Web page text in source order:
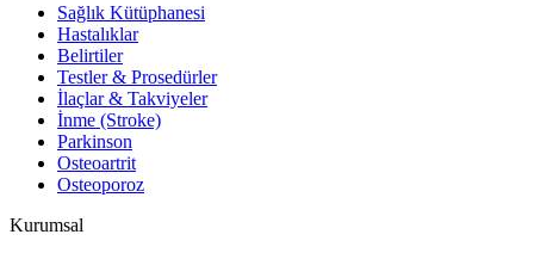
Sağlık Kütüphanesi
Hastalıklar
Belirtiler
Testler & Prosedürler
İlaçlar & Takviyeler
İnme (Stroke)
Parkinson
Osteoartrit
Osteoporoz
Kurumsal